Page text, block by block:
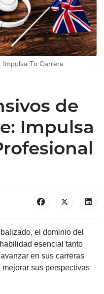
Impulsa Tu Carrera
de
Impulsa
el dominio del
esencial tanto
en sus carreras
sus perspectivas